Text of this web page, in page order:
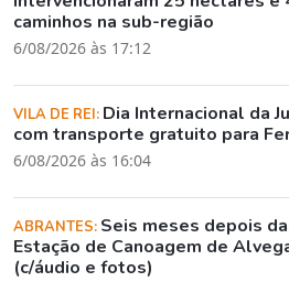
caminhos na sub-região
6/08/2026 às 17:12
VILA DE REI: Dia Internacional da
com transporte gratuito para
6/08/2026 às 16:04
ABRANTES: Seis meses depois
Estação de Canoagem de
(c/áudio e fotos)